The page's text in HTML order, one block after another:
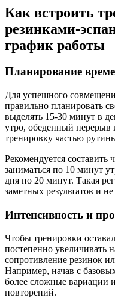
Как встроить
резинками-
график работы
Планирование
Для успешного
правильно планировать
выделять 15-30 минут в
утро, обеденный перерыв
тренировку частью
Рекомендуется
заниматься по 10 минут
дня по 20 минут. Такая
заметных результатов и
Интенсивность и
Чтобы тренировки
постепенно увеличивать
сопротивление резинок
Например, начав с
более сложные вариации
повторений.